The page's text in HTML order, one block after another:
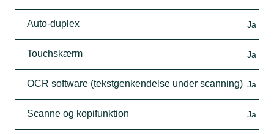
Auto-duplex Ja
Touchskærm Ja
OCR software (tekstgenkendelse under scanning) Ja
Scanne og kopifunktion Ja